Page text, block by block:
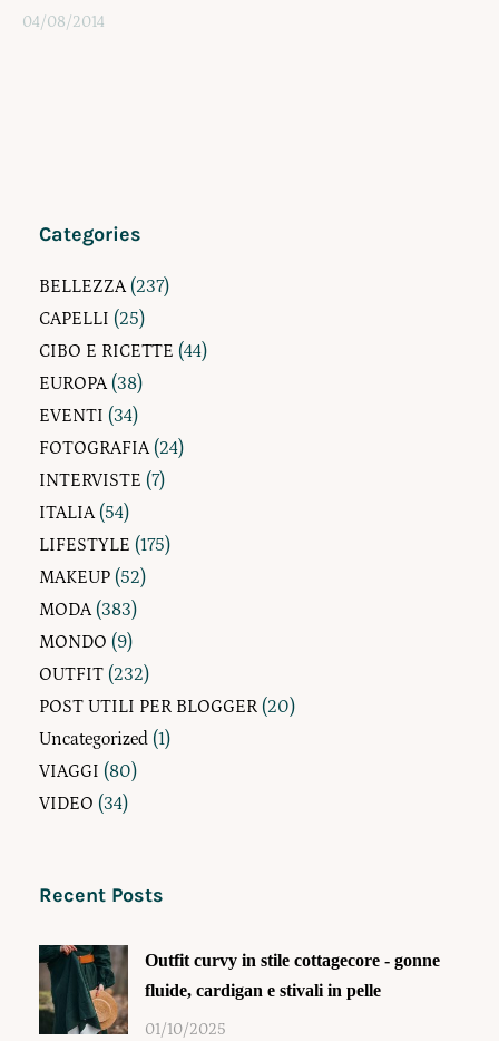
04/08/2014
Categories
BELLEZZA(237)
CAPELLI (25)
CIBO E RICETTE (44)
EUROPA(38)
EVENTI (34)
FOTOGRAFIA(24)
INTERVISTE (7)
ITALIA(54)
LIFESTYLE (175)
MAKEUP (52)
MODA(383)
MONDO (9)
OUTFIT (232)
POST UTILI PER BLOGGER (20)
Uncategorized (1)
VIAGGI (80)
VIDEO (34)
Recent Posts
Outfit curvy in stile cottagecore - gonne
fluide, cardigan e stivali in pelle
01/10/2025